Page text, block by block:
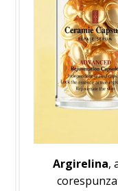
Argirelina,